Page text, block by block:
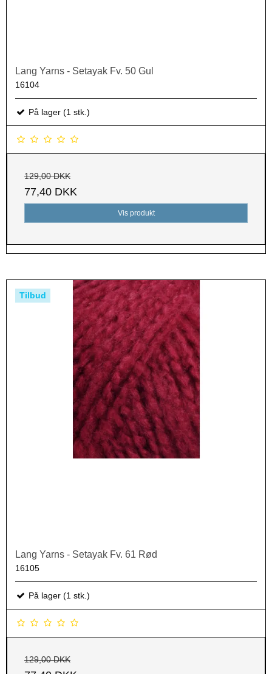
Lang Yarns - Setayak Fv. 50 Gul
16104
På lager (1 stk.)
129,00 DKK
77,40 DKK
Vis produkt
Tilbud
Lang Yarns - Setayak Fv. 61 Rød
16105
På lager (1 stk.)
129,00 DKK